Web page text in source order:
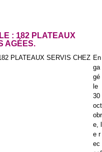
: 182 PLATEAUX
AGÉES.
En
ga
gé
le
30
oct
obr
e, l
e r
ec